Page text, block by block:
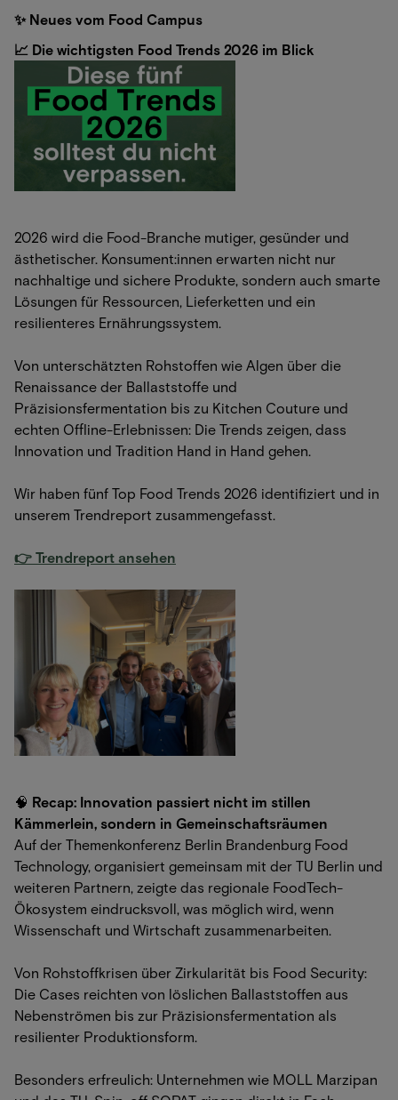
✨ Neues vom Food Campus
📈 Die wichtigsten Food Trends 2026 im Blick
2026 wird die Food-Branche mutiger, gesünder und
ästhetischer. Konsument:innen erwarten nicht nur
nachhaltige und sichere Produkte, sondern auch smarte
Lösungen für Ressourcen, Lieferketten und ein
resilienteres Ernährungssystem.
Von unterschätzten Rohstoffen wie Algen über die
Renaissance der Ballaststoffe und
Präzisionsfermentation bis zu Kitchen Couture und
echten Offline-Erlebnissen: Die Trends zeigen, dass
Innovation und Tradition Hand in Hand gehen.
Wir haben fünf Top Food Trends 2026 identifiziert und in
unserem Trendreport zusammengefasst.
👉 Trendreport ansehen
🧠 Recap: Innovation passiert nicht im stillen
Kämmerlein, sondern in Gemeinschaftsräumen
Auf der Themenkonferenz Berlin Brandenburg Food
Technology, organisiert gemeinsam mit der TU Berlin und
weiteren Partnern, zeigte das regionale FoodTech-
Ökosystem eindrucksvoll, was möglich wird, wenn
Wissenschaft und Wirtschaft zusammenarbeiten.
Von Rohstoffkrisen über Zirkularität bis Food Security:
Die Cases reichten von löslichen Ballaststoffen aus
Nebenströmen bis zur Präzisionsfermentation als
resilienter Produktionsform.
Besonders erfreulich: Unternehmen wie MOLL Marzipan